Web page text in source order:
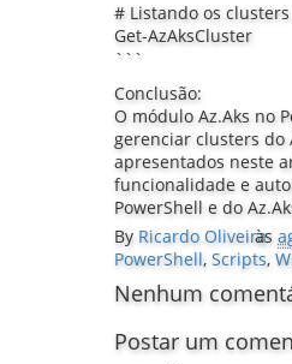
# Listando os clusters
Get-AzAksCluster
```
Conclusão:
O módulo Az.Aks no
gerenciar clusters do
apresentados neste
funcionalidade e
PowerShell e do
By Ricardo Oliveira
às
PowerShell, Scripts,
Nenhum
Postar um